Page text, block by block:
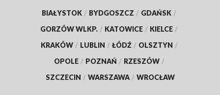
BIAŁYSTOK / BYDGOSZCZ / GDAŃSK /
GORZÓW WLKP. / KATOWICE / KIELCE /
KRAKÓW / LUBLIN / ŁÓDŹ / OLSZTYN /
OPOLE / POZNAŃ / RZESZÓW /
SZCZECIN / WARSZAWA / WROCŁAW